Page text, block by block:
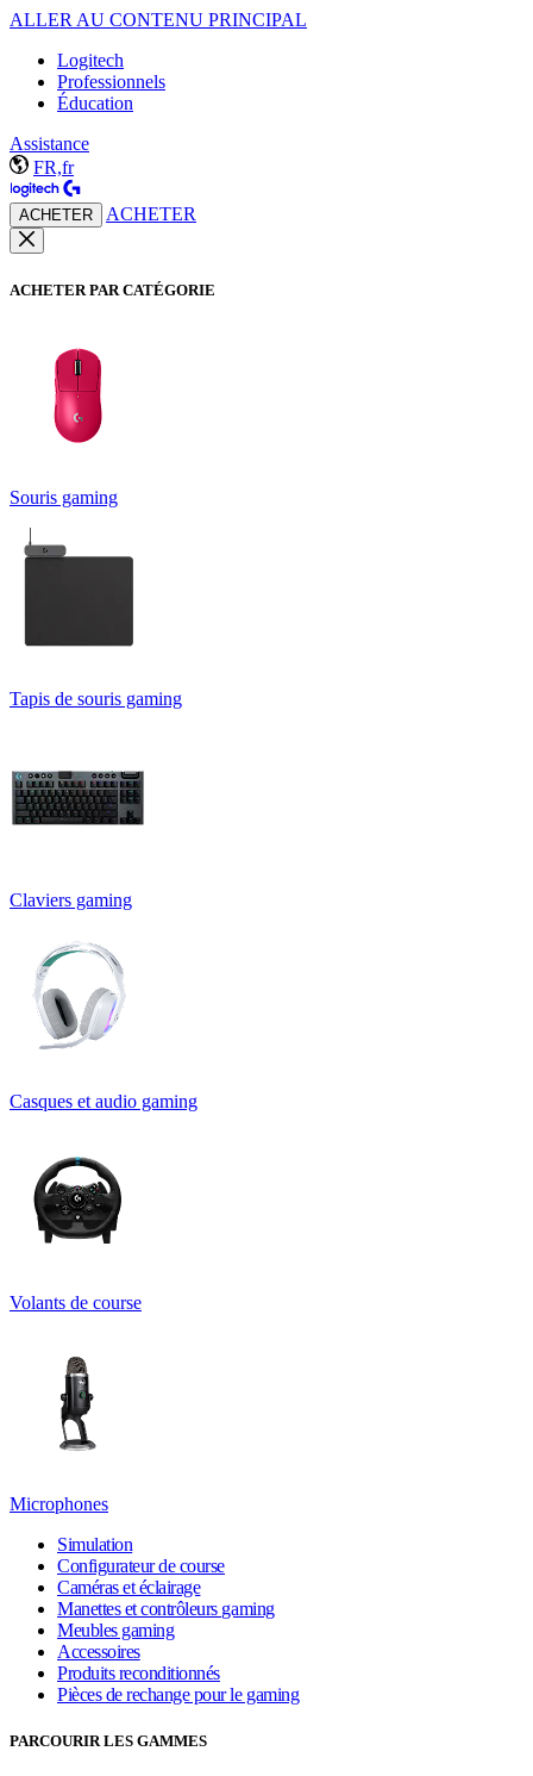
ALLER AU CONTENU PRINCIPAL
Logitech
Professionnels
Éducation
Assistance
FR,fr
ACHETER ACHETER
ACHETER PAR CATÉGORIE
Souris gaming
Tapis de souris gaming
Claviers gaming
Casques et audio gaming
Volants de course
Microphones
Simulation
Configurateur de course
Caméras et éclairage
Manettes et contrôleurs gaming
Meubles gaming
Accessoires
Produits reconditionnés
Pièces de rechange pour le gaming
PARCOURIR LES GAMMES